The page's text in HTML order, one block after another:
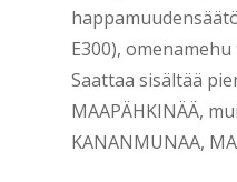
E300),
Saattaa sisältää
MAAPÄHKINÄÄ,
KANANMUNAA,